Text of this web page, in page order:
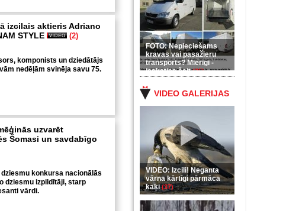
FOTO: Nepieciešams
kravas vai pasažieru
transports? Mierīgi -
ieskaties šeit(35)
VIDEO GALERIJAS
VIDEO: Izcili! Neganta
vārna kārtīgi pārmāca
kaķi(37)
izcilais aktieris Adriano
STYLE
(2)
komponists un dziedātājs
nedēļām svinēja savu 75.
uzvarēt
Šomasi un savdabīgo
konkursa nacionālās
dziesmu izpildītāji, starp
vārdi.